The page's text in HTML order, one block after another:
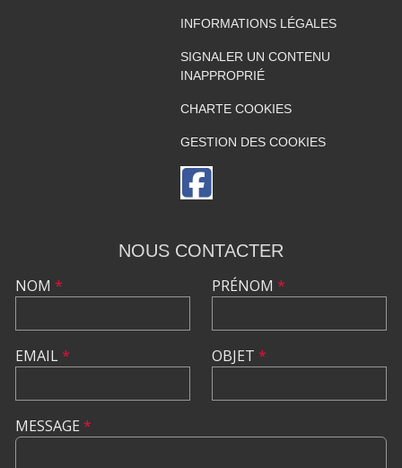
INFORMATIONS LÉGALES
SIGNALER UN CONTENU
INAPPROPRIÉ
CHARTE COOKIES
GESTION DES COOKIES
NOUS CONTACTER
NOM *
EMAIL*
PRÉNOM *
OBJET *
MESSAGE *